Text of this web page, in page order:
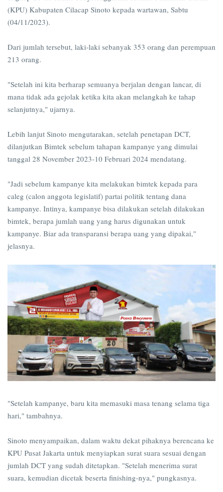
(KPU) Kabupaten Cilacap Sinoto kepada wartawan, Sabtu
(04/11/2023).
Dari jumlah tersebut, laki-laki sebanyak 353 orang dan perempuan
213 orang.
"Setelah ini kita berharap semuanya berjalan dengan lancar, di
mana tidak ada gejolak ketika kita akan melangkah ke tahap
selanjutnya," ujarnya.
Lebih lanjut Sinoto mengutarakan, setelah penetapan DCT,
dilanjutkan Bimtek sebelum tahapan kampanye yang dimulai
tanggal 28 November 2023-10 Februari 2024 mendatang.
"Jadi sebelum kampanye kita melakukan bimtek kepada para
caleg (calon anggota legislatif) partai politik tentang dana
kampanye. Intinya, kampanye bisa dilakukan setelah dilakukan
bimtek, berapa jumlah uang yang harus digunakan untuk
kampanye. Biar ada transparansi berapa uang yang dipakai,"
jelasnya.
"Setelah kampanye, baru kita memasuki masa tenang selama tiga
hari," tambahnya.
Sinoto menyampaikan, dalam waktu dekat pihaknya berencana ke
KPU Pusat Jakarta untuk menyiapkan surat suara sesuai dengan
jumlah DCT yang sudah ditetapkan. "Setelah menerima surat
suara, kemudian dicetak beserta finishing-nya," pungkasnya.